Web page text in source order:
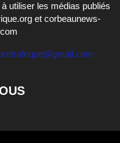
utiliser les médias publiés
et corbeaunews-